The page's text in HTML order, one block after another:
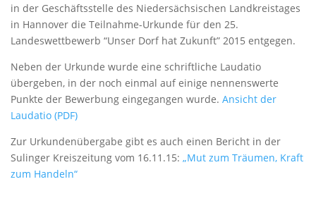
in der Geschäftsstelle des Niedersächsischen Landkreistages
in Hannover die Teilnahme-Urkunde für den 25.
Landeswettbewerb “Unser Dorf hat Zukunft” 2015 entgegen.
Neben der Urkunde wurde eine schriftliche Laudatio
übergeben, in der noch einmal auf einige nennenswerte
Punkte der Bewerbung eingegangen wurde. Ansicht der
Laudatio (PDF)
Zur Urkundenübergabe gibt es auch einen Bericht in der
Sulinger Kreiszeitung vom 16.11.15: „Mut zum Träumen, Kraft
zum Handeln“